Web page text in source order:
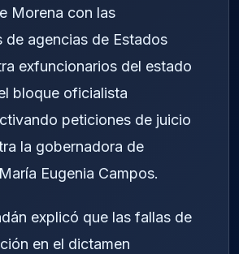
Morena con las
de agencias de Estados
exfuncionarios del estado
bloque oficialista
peticiones de juicio
la gobernadora de
Eugenia Campos.
explicó que las fallas de
en el dictamen